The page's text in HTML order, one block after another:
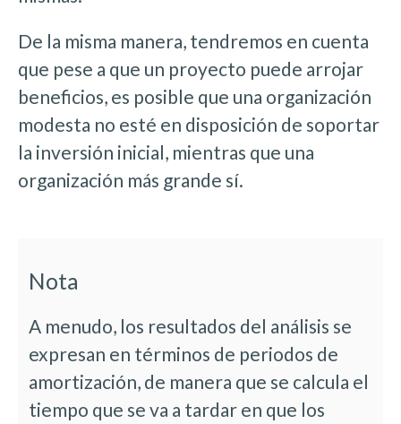
De la misma manera, tendremos en cuenta
que pese a que un proyecto puede arrojar
beneficios, es posible que una organización
modesta no esté en disposición de soportar
la inversión inicial, mientras que una
organización más grande sí.
Nota
A menudo, los resultados del análisis se
expresan en términos de periodos de
amortización, de manera que se calcula el
tiempo que se va a tardar en que los